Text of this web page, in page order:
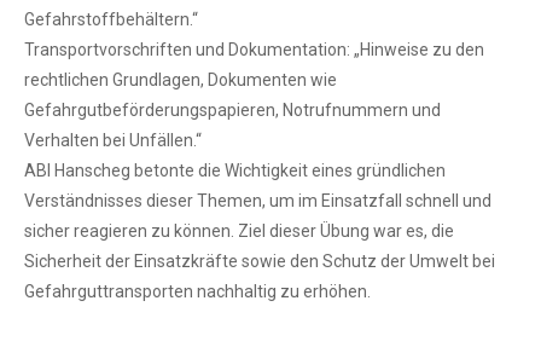
Gefahrstoffbehältern.“
Transportvorschriften und Dokumentation: „Hinweise zu den
rechtlichen Grundlagen, Dokumenten wie
Gefahrgutbeförderungspapieren, Notrufnummern und
Verhalten bei Unfällen.“
ABI Hanscheg betonte die Wichtigkeit eines gründlichen
Verständnisses dieser Themen, um im Einsatzfall schnell und
sicher reagieren zu können. Ziel dieser Übung war es, die
Sicherheit der Einsatzkräfte sowie den Schutz der Umwelt bei
Gefahrguttransporten nachhaltig zu erhöhen.